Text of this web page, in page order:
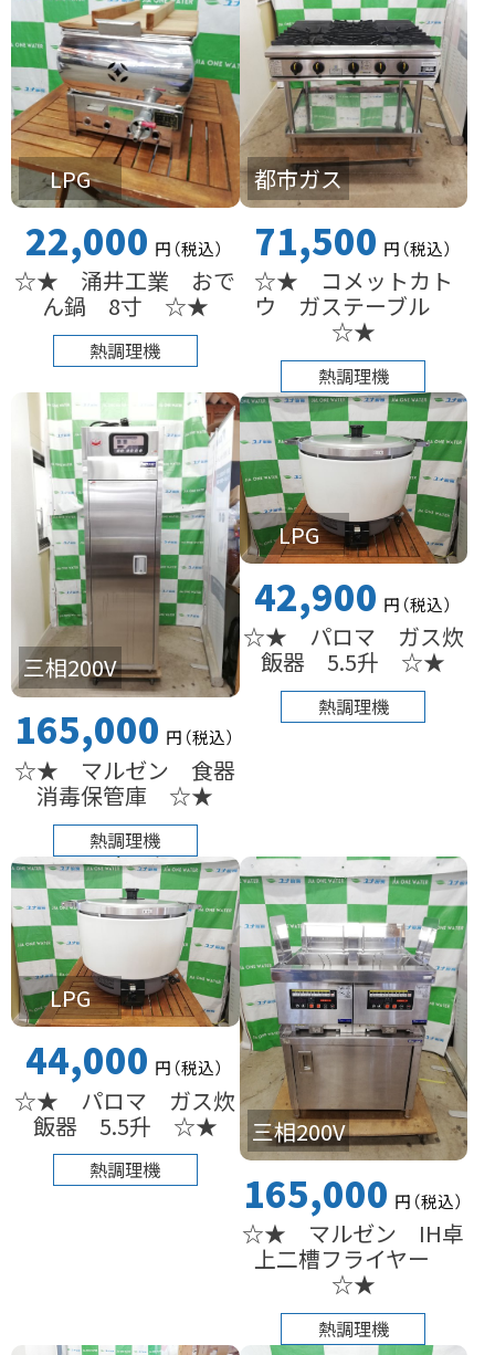
LPG
22,000 円（税込）
☆★ 涌井工業 おで
ん鍋 8寸 ☆★
熱調理機
都市ガス
71,500 円（税込）
☆★ コメットカト
ウ ガステーブル
☆★
熱調理機
三相200V
165,000 円（税込）
☆★ マルゼン 食器
消毒保管庫 ☆★
熱調理機
LPG
42,900 円（税込）
☆★ パロマ ガス炊
飯器 5.5升 ☆★
熱調理機
LPG
44,000 円（税込）
☆★ パロマ ガス炊
飯器 5.5升 ☆★
熱調理機
三相200V
165,000 円（税込）
☆★ マルゼン IH卓
上二槽フライヤー
☆★
熱調理機